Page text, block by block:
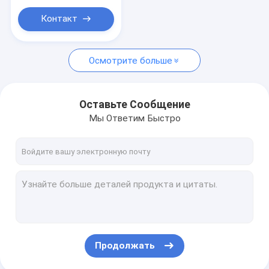
Машина удаления волос лазера
Машина для красоты лица
Контакт
Осмотрите больше
Оставьте Сообщение
Мы Ответим Быстро
Продолжать